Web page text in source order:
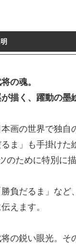
の魂。
描く、躍動の墨
画の世界で独
ま」も手掛け
のために特別に
負だるま」な
えます。
の鋭い眼光。